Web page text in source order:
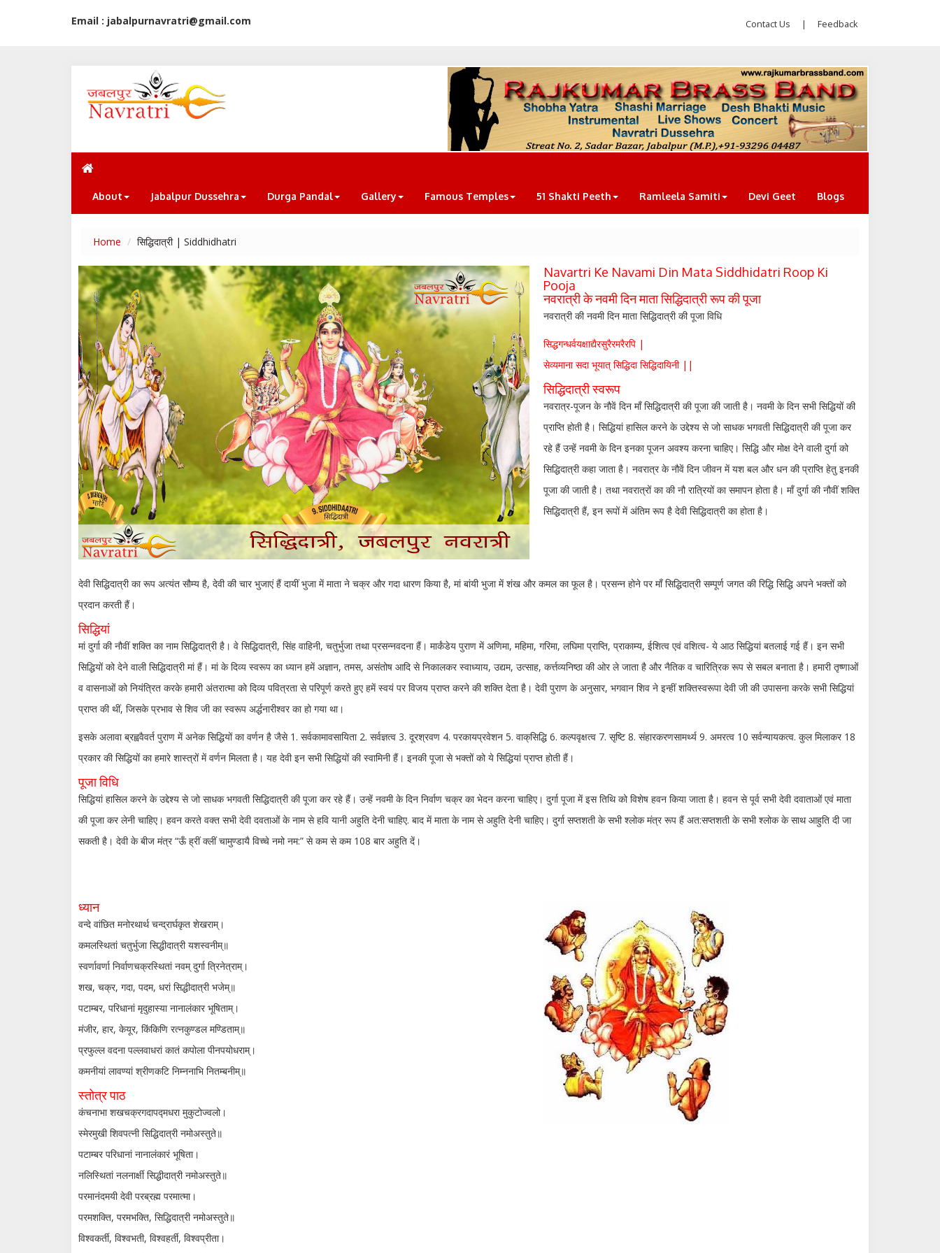
Email : jabalpurnavratri@gmail.com Contact Us | Feedback
About Jabalpur Dussehra Durga Pandal Gallery Famous Temples 51 Shakti Peeth Ramleela Samiti Devi Geet Blogs
Home सिद्धिदात्री | Siddhidhatri
Navartri Ke Navami Din Mata Siddhidatri Roop Ki
Pooja
नवरात्री के नवमी दिन माता सिद्धिदात्री रूप की पूजा
नवरात्री की नवमी दिन माता सिद्धिदात्री की पूजा विधि
सिद्धगन्धर्वयक्षाद्यैरसुरैरमरैरपि |
सेव्यमाना सदा भूयात् सिद्धिदा सिद्धिदायिनी ||
सिद्धिदात्री स्वरूप
नवरात्र-पूजन के नौवें दिन माँ सिद्धिदात्री की पूजा की जाती है। नवमी के दिन सभी सिद्धियों की
प्राप्ति होती है। सिद्धियां हासिल करने के उद्देश्य से जो साधक भगवती सिद्धिदात्री की पूजा कर
रहे हैं उन्हें नवमी के दिन इनका पूजन अवश्य करना चाहिए। सिद्धि और मोक्ष देने वाली दुर्गा को
सिद्धिदात्री कहा जाता है। नवरात्र के नौवें दिन जीवन में यश बल और धन की प्राप्ति हेतु इनकी
पूजा की जाती है। तथा नवरात्रों का की नौ रात्रियों का समापन होता है। माँ दुर्गा की नौवीं शक्ति
सिद्धिदात्री हैं, इन रूपों में अंतिम रूप है देवी सिद्धिदात्री का होता है।
देवी सिद्धिदात्री का रूप अत्यंत सौम्य है, देवी की चार भुजाएं हैं दायीं भुजा में माता ने चक्र और गदा धारण किया है, मां बांयी भुजा में शंख और कमल का फूल है। प्रसन्न होने पर माँ सिद्धिदात्री सम्पूर्ण जगत की रिद्धि सिद्धि अपने भक्तों को
प्रदान करती हैं।
सिद्धियां
मां दुर्गा की नौवीं शक्ति का नाम सिद्धिदात्री है। वे सिद्धिदात्री, सिंह वाहिनी, चतुर्भुजा तथा प्रसन्नवदना हैं। मार्कंडेय पुराण में अणिमा, महिमा, गरिमा, लघिमा प्राप्ति, प्राकाम्य, ईशित्व एवं वशित्व- ये आठ सिद्धियां बतलाई गई हैं। इन सभी
सिद्धियों को देने वाली सिद्धिदात्री मां हैं। मां के दिव्य स्वरूप का ध्यान हमें अज्ञान, तमस, असंतोष आदि से निकालकर स्वाध्याय, उद्यम, उत्साह, क‌र्त्तव्यनिष्ठा की ओर ले जाता है और नैतिक व चारित्रिक रूप से सबल बनाता है। हमारी तृष्णाओं
व वासनाओं को नियंत्रित करके हमारी अंतरात्मा को दिव्य पवित्रता से परिपूर्ण करते हुए हमें स्वयं पर विजय प्राप्त करने की शक्ति देता है। देवी पुराण के अनुसार, भगवान शिव ने इन्हीं शक्तिस्वरूपा देवी जी की उपासना करके सभी सिद्धियां
प्राप्त की थीं, जिसके प्रभाव से शिव जी का स्वरूप अ‌र्द्धनारीश्वर का हो गया था।
इसके अलावा ब्रह्ववैवर्त पुराण में अनेक सिद्धियों का वर्णन है जैसे 1. सर्वकामावसायिता 2. सर्वज्ञत्व 3. दूरश्रवण 4. परकायप्रवेशन 5. वाक्‌सिद्धि 6. कल्पवृक्षत्व 7. सृष्टि 8. संहारकरणसामर्थ्य 9. अमरत्व 10 सर्वन्यायकत्व. कुल मिलाकर 18
प्रकार की सिद्धियों का हमारे शास्त्रों में वर्णन मिलता है। यह देवी इन सभी सिद्धियों की स्वामिनी हैं। इनकी पूजा से भक्तों को ये सिद्धियां प्राप्त होती हैं।
पूजा विधि
सिद्धियां हासिल करने के उद्देश्य से जो साधक भगवती सिद्धिदात्री की पूजा कर रहे हैं। उन्हें नवमी के दिन निर्वाण चक्र का भेदन करना चाहिए। दुर्गा पूजा में इस तिथि को विशेष हवन किया जाता है। हवन से पूर्व सभी देवी दवाताओं एवं माता
की पूजा कर लेनी चाहिए। हवन करते वक्त सभी देवी दवताओं के नाम से हवि यानी अहुति देनी चाहिए. बाद में माता के नाम से अहुति देनी चाहिए। दुर्गा सप्तशती के सभी श्लोक मंत्र रूप हैं अत:सप्तशती के सभी श्लोक के साथ आहुति दी जा
सकती है। देवी के बीज मंत्र “ऊँ ह्रीं क्लीं चामुण्डायै विच्चे नमो नम:” से कम से कम 108 बार अहुति दें।
ध्यान
वन्दे वांछित मनोरथार्थ चन्द्रार्घकृत शेखराम्।
कमलस्थितां चतुर्भुजा सिद्धीदात्री यशस्वनीम्॥
स्वर्णावर्णा निर्वाणचक्रस्थितां नवम् दुर्गा त्रिनेत्राम्।
शख, चक्र, गदा, पदम, धरां सिद्धीदात्री भजेम्॥
पटाम्बर, परिधानां मृदुहास्या नानालंकार भूषिताम्।
मंजीर, हार, केयूर, किंकिणि रत्नकुण्डल मण्डिताम्॥
प्रफुल्ल वदना पल्लवाधरां कातं कपोला पीनपयोधराम्।
कमनीयां लावण्यां श्रीणकटि निम्ननाभि नितम्बनीम्॥
स्तोत्र पाठ
कंचनाभा शखचक्रगदापद्मधरा मुकुटोज्वलो।
स्मेरमुखी शिवपत्नी सिद्धिदात्री नमोअस्तुते॥
पटाम्बर परिधानां नानालंकारं भूषिता।
नलिस्थितां नलनार्क्षी सिद्धीदात्री नमोअस्तुते॥
परमानंदमयी देवी परब्रह्म परमात्मा।
परमशक्ति, परमभक्ति, सिद्धिदात्री नमोअस्तुते॥
विश्वकर्ती, विश्वभती, विश्वहर्ती, विश्वप्रीता।